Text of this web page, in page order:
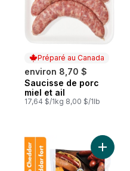
Préparé au Canada
environ 8,70 $
Préparé au Canada
Saucisse de porc
miel et ail
17,64 $/1kg 8,00 $/1lb